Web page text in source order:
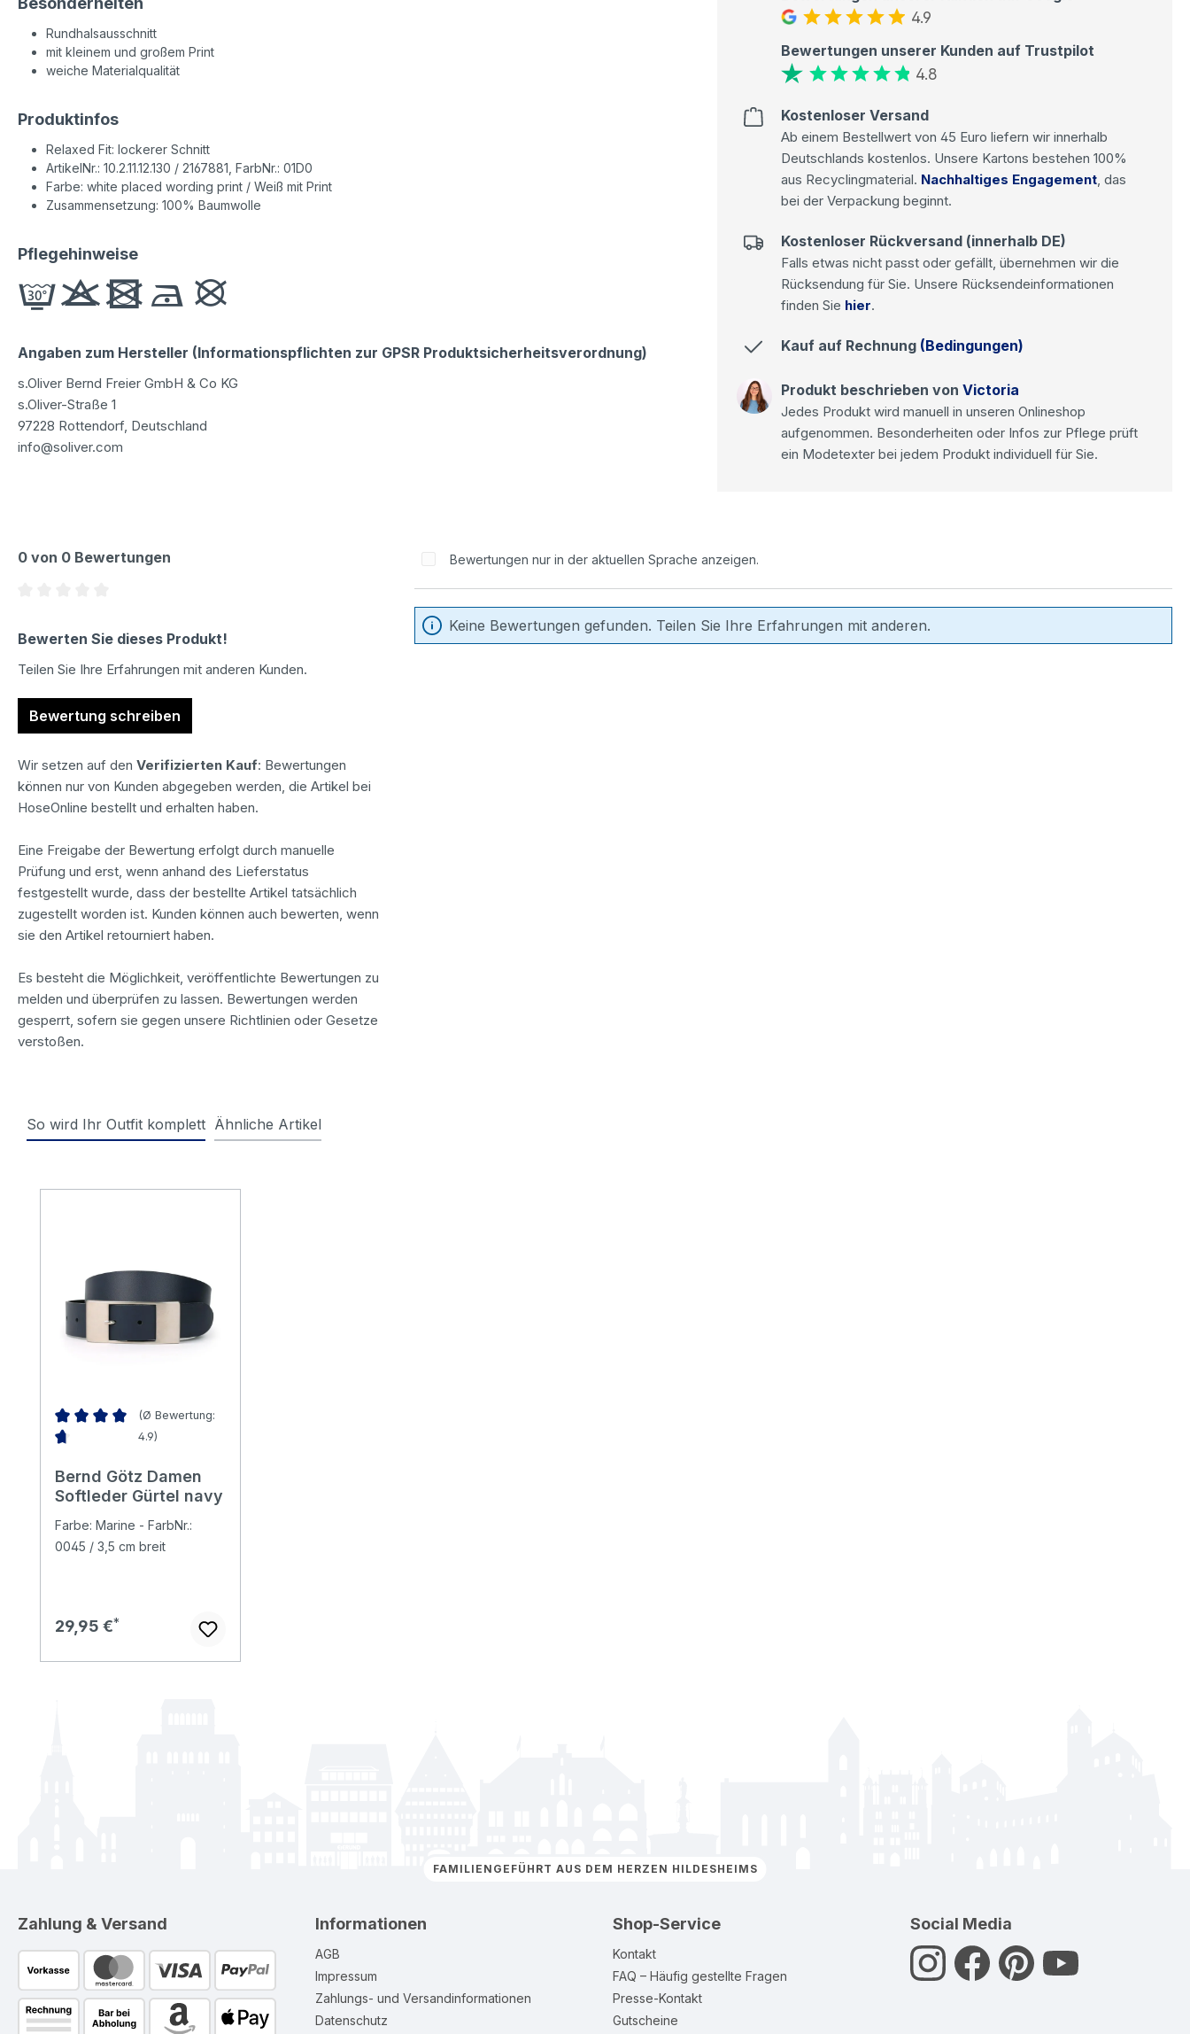
Rundhalsausschnitt
mit kleinem und großem Print
weiche Materialqualität
Produktinfos
Relaxed Fit: lockerer Schnitt
ArtikelNr.: 10.2.11.12.130 / 2167881, FarbNr.: 01D0
Farbe: white placed wording print / Weiß mit Print
Zusammensetzung: 100% Baumwolle
Pflegehinweise
Angaben zum Hersteller (Informationspflichten zur GPSR Produktsicherheitsverordnung)
s.Oliver Bernd Freier GmbH & Co KG
s.Oliver-Straße 1
97228 Rottendorf, Deutschland
info@soliver.com
4.9
Bewertungen unserer Kunden auf Trustpilot
4.8
Kostenloser Versand
Ab einem Bestellwert von 45 Euro liefern wir innerhalb
Deutschlands kostenlos. Unsere Kartons bestehen 100%
aus Recyclingmaterial. Nachhaltiges Engagement, das
bei der Verpackung beginnt.
Kostenloser Rückversand (innerhalb DE)
Falls etwas nicht passt oder gefällt, übernehmen wir die
Rücksendung für Sie. Unsere Rücksendeinformationen
finden Sie hier.
Kauf auf Rechnung (Bedingungen)
Produkt beschrieben von Victoria
Jedes Produkt wird manuell in unseren Onlineshop
aufgenommen. Besonderheiten oder Infos zur Pflege prüft
ein Modetexter bei jedem Produkt individuell für Sie.
0 von 0 Bewertungen
Bewerten Sie dieses Produkt!
Teilen Sie Ihre Erfahrungen mit anderen Kunden.
Bewertung schreiben
Wir setzen auf den Verifizierten Kauf: Bewertungen
können nur von Kunden abgegeben werden, die Artikel bei
HoseOnline bestellt und erhalten haben.
Eine Freigabe der Bewertung erfolgt durch manuelle
Prüfung und erst, wenn anhand des Lieferstatus
festgestellt wurde, dass der bestellte Artikel tatsächlich
zugestellt worden ist. Kunden können auch bewerten, wenn
sie den Artikel retourniert haben.
Es besteht die Möglichkeit, veröffentlichte Bewertungen zu
melden und überprüfen zu lassen. Bewertungen werden
gesperrt, sofern sie gegen unsere Richtlinien oder Gesetze
verstoßen.
Bewertungen nur in der aktuellen Sprache anzeigen.
Keine Bewertungen gefunden. Teilen Sie Ihre Erfahrungen mit anderen.
So wird Ihr Outfit komplett Ähnliche Artikel
(Ø Bewertung:
4.9)
Bernd Götz Damen
Softleder Gürtel navy
Farbe: Marine - FarbNr.:
0045 / 3,5 cm breit
Regulärer Preis:
29,95 €
FAMILIENGEFÜHRT AUS DEM HERZEN HILDESHEIMS
Zahlung & Versand Informationen
AGB
Impressum
Zahlungs- und Versandinformationen
Datenschutz
Shop-Service
Kontakt
FAQ – Häufig gestellte Fragen
Presse-Kontakt
Gutscheine
Social Media